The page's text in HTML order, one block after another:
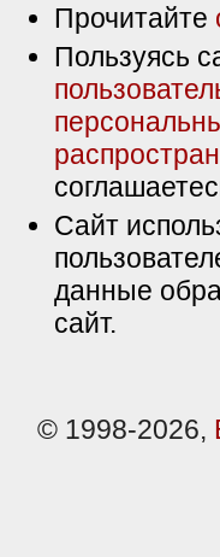
Прочитайте
Пользуясь
Сайт
данные
сайт.
© 1998-2026,